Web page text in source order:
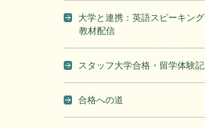
大学と連携：英語スピーキング
教材配信
スタッフ大学合格・留学体験記
合格への道